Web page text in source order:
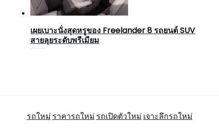
เผยเบาะนั่งสุดหรูของ Freelander 8 รถยนต์ SUV
สายลุยระดับพรีเมียม
รถใหม่ ราคารถใหม่ รถเปิดตัวใหม่ เจาะลึกรถใหม่